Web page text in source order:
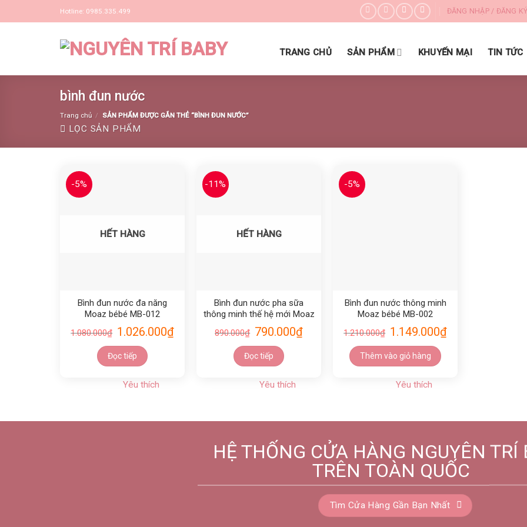
to
Hotline: 0985.335.499 ĐĂNG NHẬP / ĐĂNG
TRANG CHỦ
SẢN PHẨM KHUYẾN MẠI TIN TỨC
bình đun nước
Trang chủ / SẢN PHẨM ĐƯỢC GẮN THẺ “BÌNH ĐUN NƯỚC”
LỌC SẢN PHẨM
-5%
HẾT HÀNG
Bình đun nước đa năng
Moaz bébé MB-012
1.080.000₫ 1.026.000₫
Đọc tiếp
Yêu thích
-11%
HẾT HÀNG
Bình đun nước pha sữa
thông minh thế hệ mới Moaz
BéBé – MB055
890.000₫ 790.000₫
Đọc tiếp
Yêu thích
-5%
Bình đun nước thông minh
Moaz bébé MB-002
1.210.000₫ 1.149.000₫
Thêm vào giỏ hàng
Yêu thích
HỆ THỐNG CỬA HÀNG NGUYÊN TRÍ
TRÊN TOÀN QUỐC
Tìm Cửa Hàng Gần Bạn Nhất